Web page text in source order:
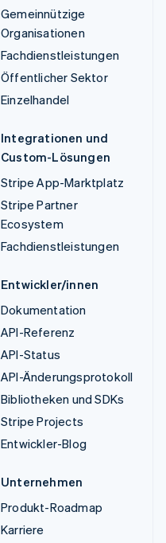
Gemeinnützige
Organisationen
Fachdienstleistungen
Öffentlicher Sektor
Einzelhandel
Integrationen und
Custom-Lösungen
Stripe App-Marktplatz
Stripe Partner
Ecosystem
Fachdienstleistungen
Entwickler/innen
Dokumentation
API-Referenz
API-Status
API-Änderungsprotokoll
Bibliotheken und SDKs
Stripe Projects
Entwickler-Blog
Unternehmen
Produkt-Roadmap
Karriere